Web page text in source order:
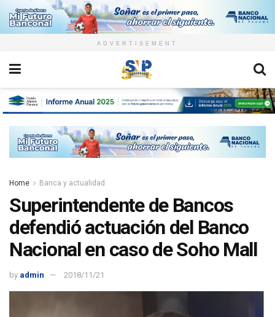
ADVERTISEMENT
Home Banca y actualidad
Superintendente de Bancos
defendió actuación del Banco
Nacional en caso de Soho Mall
by admin 2018/11/21